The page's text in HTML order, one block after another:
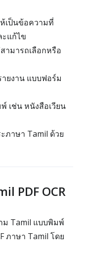
เป็นข้อความที่
ะแก้ไข
ามารถเลือกหรือ
ยงาน แบบฟอร์ม
เช่น หนังสือเวียน
ภาษา Tamil ด้วย
PDF OCR
ม Tamil แบบพิมพ์
ภาษา Tamil โดย